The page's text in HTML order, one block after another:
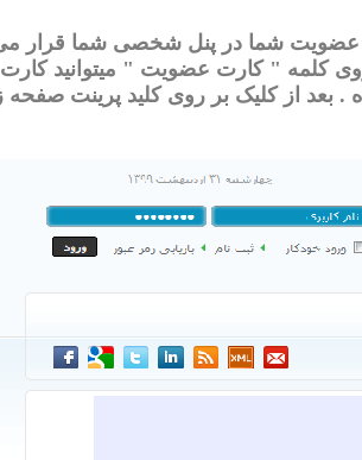
عضویت شما در پنل شخصی شما قرار می
کلمه " کارت عضویت " میتوانید
. بعد از کلیک بر روی کلید پرینت صفحه